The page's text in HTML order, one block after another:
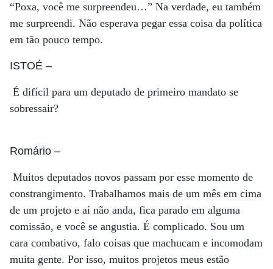
“Poxa, você me surpreendeu…” Na verdade, eu também
me surpreendi. Não esperava pegar essa coisa da política
em tão pouco tempo.
ISTOÉ –
É difícil para um deputado de primeiro mandato se
sobressair?
Romário –
Muitos deputados novos passam por esse momento de
constrangimento. Trabalhamos mais de um mês em cima
de um projeto e aí não anda, fica parado em alguma
comissão, e você se angustia. É complicado. Sou um
cara combativo, falo coisas que machucam e incomodam
muita gente. Por isso, muitos projetos meus estão